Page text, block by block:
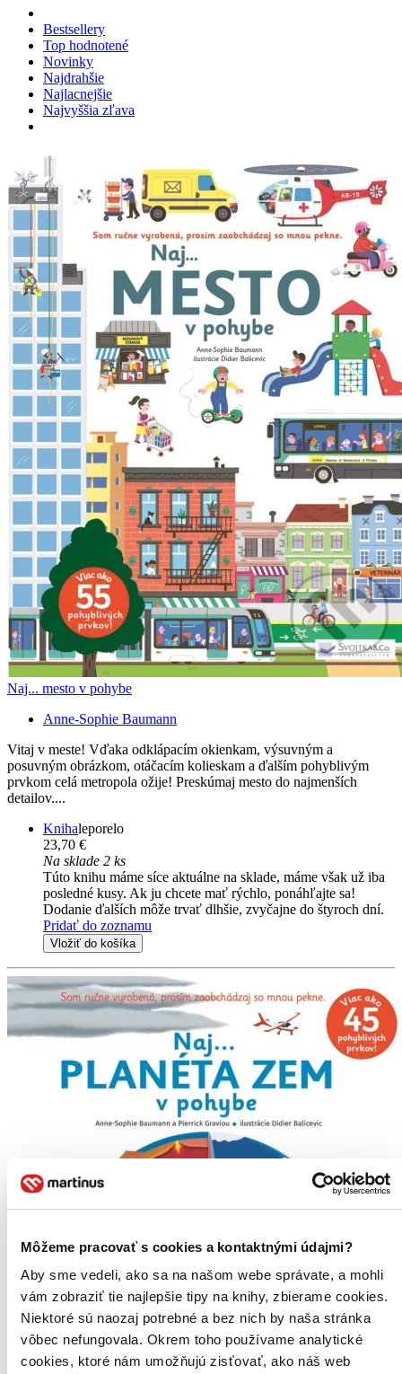
Môžeme pracovať s cookies a kontaktnými údajmi?
Aby sme vedeli, ako sa na našom webe správate, a mohli
vám zobraziť tie najlepšie tipy na knihy, zbierame cookies.
Niektoré sú naozaj potrebné a bez nich by naša stránka
vôbec nefungovala. Okrem toho používame analytické
cookies, ktoré nám umožňujú zisťovať, ako náš web
Bestsellery
Top hodnotené
Novinky
Najdrahšie
Najlacnejšie
Najvyššia zľava
Naj... mesto v pohybe
Anne-Sophie Baumann
Vitaj v meste! Vďaka odklápacím okienkam, výsuvným a
posuvným obrázkom, otáčacím kolieskam a ďalším pohyblivým
prvkom celá metropola ožije! Preskúmaj mesto do najmenších
detailov....
Knihaleporelo
23,70 €
Na sklade 2 ks
Túto knihu máme síce aktuálne na sklade, máme však už iba
posledné kusy. Ak ju chcete mať rýchlo, ponáhľajte sa!
Dodanie ďalších môže trvať dlhšie, zvyčajne do štyroch dní.
Pridať do zoznamu
Vložiť do košíka